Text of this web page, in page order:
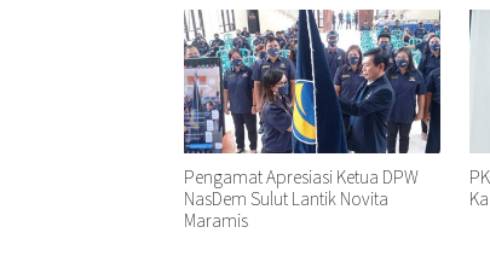
Pengamat Apresiasi Ketua DPW
NasDem Sulut Lantik Novita
Maramis